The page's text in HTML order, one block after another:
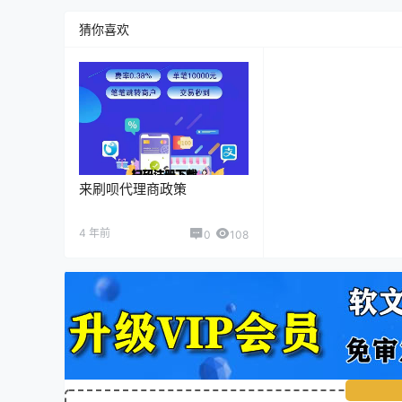
猜你喜欢
来刷呗代理商政策
4 年前 0 108